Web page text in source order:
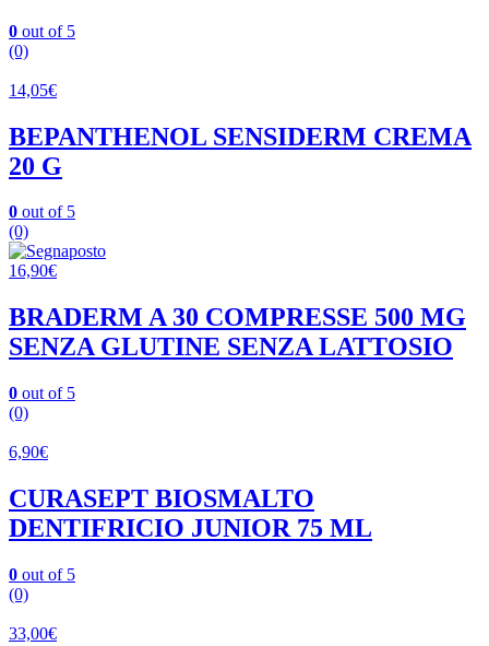
0 out of 5
(0)
14,05€
BEPANTHENOL SENSIDERM CREMA
20 G
0 out of 5
(0)
16,90€
BRADERM A 30 COMPRESSE 500 MG
SENZA GLUTINE SENZA LATTOSIO
0 out of 5
(0)
6,90€
CURASEPT BIOSMALTO
DENTIFRICIO JUNIOR 75 ML
0 out of 5
(0)
33,00€